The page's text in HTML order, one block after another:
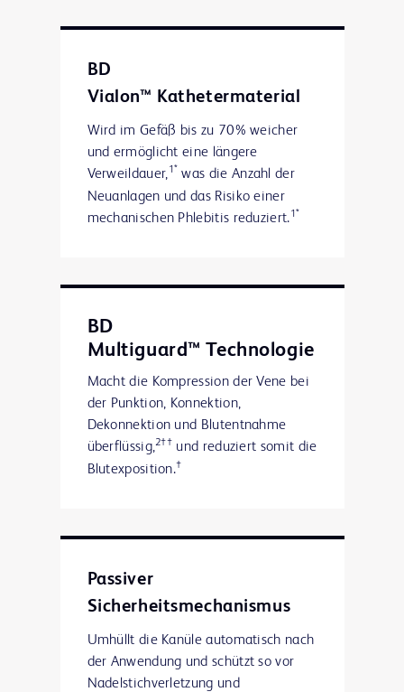
BD
Vialon™ Kathetermaterial
Wird im Gefäß bis zu 70% weicher
und ermöglicht eine längere
Verweildauer,1* was die Anzahl der
Neuanlagen und das Risiko einer
mechanischen Phlebitis reduziert.1*
BD
Multiguard™ Technologie
Macht die Kompression der Vene bei
der Punktion, Konnektion,
Dekonnektion und Blutentnahme
überflüssig,2†† und reduziert somit die
Blutexposition.†
Passiver
Sicherheitsmechanismus
Umhüllt die Kanüle automatisch nach
der Anwendung und schützt so vor
Nadelstichverletzung und